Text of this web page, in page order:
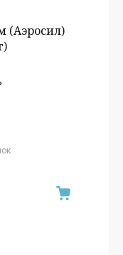
(Аэросил)